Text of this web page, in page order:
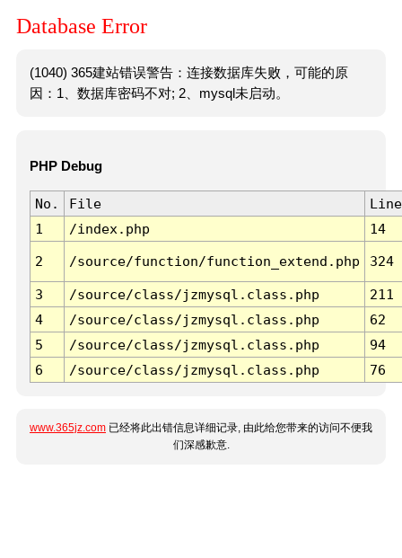
Database Error
(1040) 365建站错误警告：连接数据库失败，可能的原
因：1、数据库密码不对; 2、mysql未启动。
PHP Debug
No. File
Line
1
/index.php 14
2 /source/function/function_extend.php 324
3 /source/class/jzmysql.class.php
211
4
/source/class/jzmysql.class.php
62
5
/source/class/jzmysql.class.php
94
6
/source/class/jzmysql.class.php 76
www.365jz.com 已经将此出错信息详细记录, 由此给您带来的访问不便我
们深感歉意.